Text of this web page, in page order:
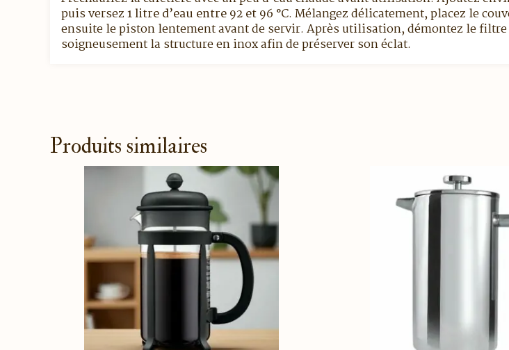
puis versez1 litre d’eau entre 92 et 96 °C. Mélangez délicatement, placez le
ensuite le piston lentement avant de servir. Après utilisation, démontez le filtre
soigneusement la structure en inox afin de préserver son éclat.
Produits similaires